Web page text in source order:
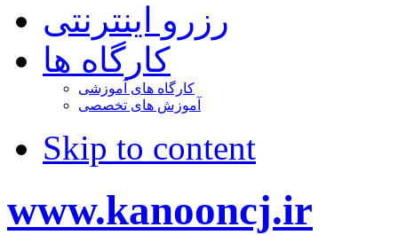
رزرو اینترنتی
کارگاه ها
کارگاه های آموزشی
آموزش های تخصصی
Skip to content
www.kanooncj.ir